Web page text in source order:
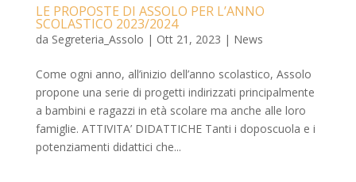
LE PROPOSTE DI ASSOLO PER L’ANNO
SCOLASTICO 2023/2024
da Segreteria_Assolo | Ott 21, 2023 | News
Come ogni anno, all’inizio dell’anno scolastico, Assolo
propone una serie di progetti indirizzati principalmente
a bambini e ragazzi in età scolare ma anche alle loro
famiglie. ATTIVITA’ DIDATTICHE Tanti i doposcuola e i
potenziamenti didattici che...